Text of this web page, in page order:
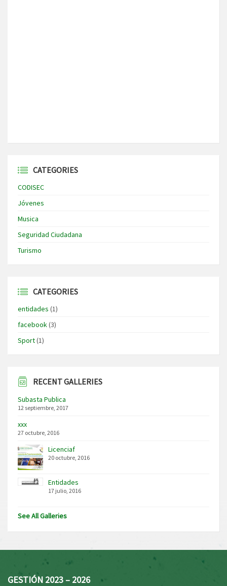
CATEGORIES
CODISEC
Jóvenes
Musica
Seguridad Ciudadana
Turismo
CATEGORIES
entidades (1)
facebook(3)
Sport(1)
RECENT GALLERIES
Subasta Publica
12 septiembre, 2017
xxx
27 octubre, 2016
Licenciaf
20 octubre, 2016
Entidades
17 julio, 2016
See All Galleries
GESTIÓN 2023 – 2026